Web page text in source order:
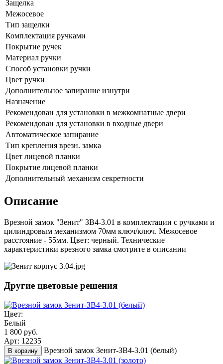
Защелка
Межосевое
Тип защелки
Комплектация ручками
Покрытие ручек
Материал ручки
Способ установки ручки
Цвет ручки
Дополнительное запирание изнутри
Назначение
Рекомендован для установки в межкомнатные двери
Рекомендован для установки в входные двери
Автоматическое запирание
Тип крепления врезн. замка
Цвет лицевой планки
Покрытие лицевой планки
Дополнительный механизм секретности
Описание
Врезной замок "Зенит" ЗВ4-3.01 в комплектации с ручками и
цилиндровым механизмом 70мм ключ/ключ. Межосевое
расстояние - 55мм. Цвет: черный. Технические
характеристики врезного замка смотрите в описании
Другие цветовые решения
Цвет:
Белый
1 800 руб.
Арт: 12235
В корзину Врезной замок Зенит-ЗВ4-3.01 (белый)